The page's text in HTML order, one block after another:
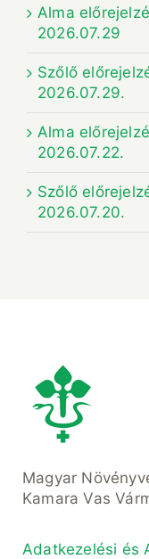
Alma
2026.07.29
Szőlő
2026.07.29.
Alma
2026.07.22.
Szőlő
2026.07.20.
Magyar
Kamara Vas
Adatkezelési és